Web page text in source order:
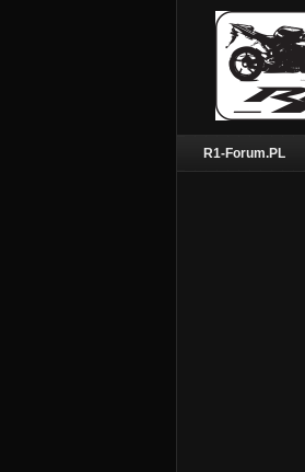
R1-Forum.PL